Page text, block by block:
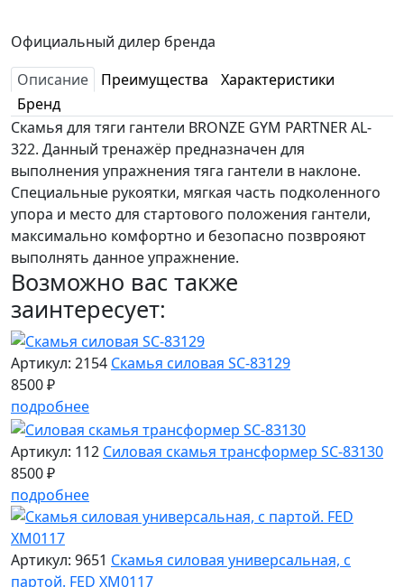
Официальный дилер бренда
Описание
Преимущества
Характеристики
Бренд
Скамья для тяги гантели BRONZE GYM PARTNER AL-
322. Данный тренажёр предназначен для
выполнения упражнения тяга гантели в наклоне.
Специальные рукоятки, мягкая часть подколенного
упора и место для стартового положения гантели,
максимально комфортно и безопасно позврояют
выполнять данное упражнение.
Возможно вас также
заинтересует:
Артикул: 2154 Скамья силовая SC-83129
8500 ₽
подробнее
Артикул: 112 Силовая скамья трансформер SC-83130
8500 ₽
подробнее
Артикул: 9651 Скамья силовая универсальная, с
партой. FED XM0117